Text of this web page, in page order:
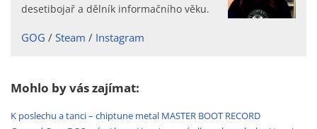
desetibojař a dělník informačního věku.
GOG Steam Instagram
Mohlo by vás zajímat:
K poslechu a tanci – chiptune metal MASTER BOOT RECORD